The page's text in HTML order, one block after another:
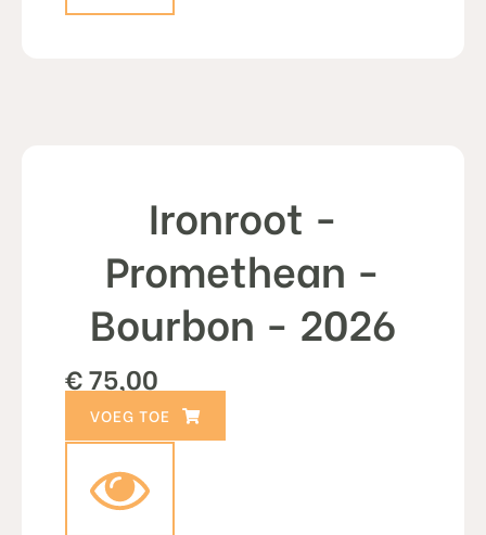
Ironroot -
Promethean -
Bourbon - 2026
€75,00